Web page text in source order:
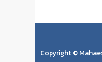
Copyright ©